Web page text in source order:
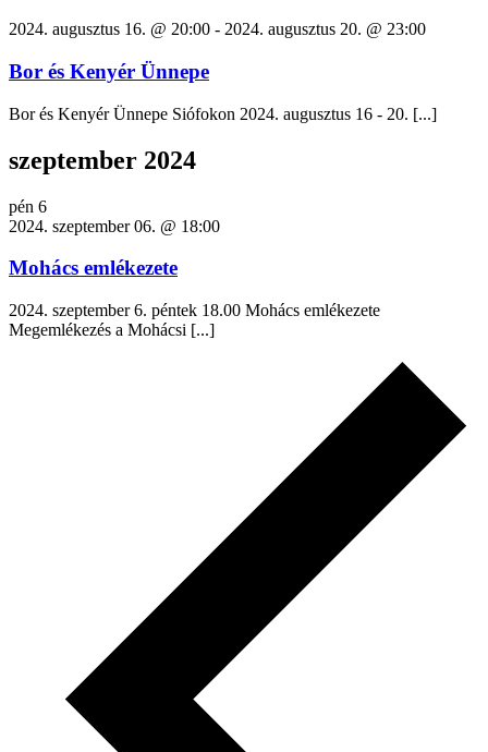
2024. augusztus 16. @ 20:00 - 2024. augusztus 20. @ 23:00
Bor és Kenyér Ünnepe
Bor és Kenyér Ünnepe Siófokon 2024. augusztus 16 - 20. [...]
szeptember 2024
pén 6
2024. szeptember 06. @ 18:00
Mohács emlékezete
2024. szeptember 6. péntek 18.00 Mohács emlékezete
Megemlékezés a Mohácsi [...]